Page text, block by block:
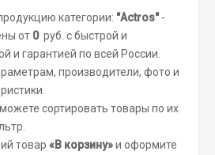
подогреватели
отопители
категории: "Actros"-
от 0 руб. с быстрой и
и гарантией по всей России.
производители, фото и
сортировать товары по их
товар «В корзину»и оформите